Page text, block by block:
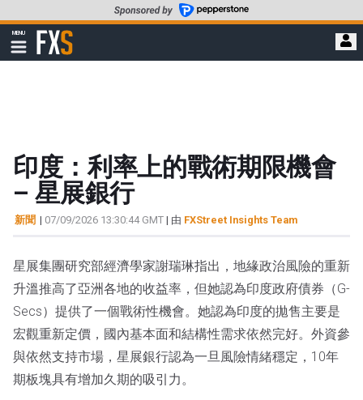
至
要
MENU
顯
示
FXStreet
印度：利率上的戰術期限機會
– 星展銀行
新聞 | 07/09/2026 13:30:44 GMT | 由 FXStreet Insights Team
星展集團研究部經濟學家謝瑞琳指出，地緣政治風險的重新
升溫推高了亞洲各地的收益率，但她認為印度政府債券（G-
Secs）提供了一個戰術性機會。她認為印度的拋售主要是
宏觀重新定價，國內基本面和結構性需求依然完好。外資參
與依然支持市場，星展銀行認為一旦風險情緒穩定，10年
期板塊具有增加久期的吸引力。